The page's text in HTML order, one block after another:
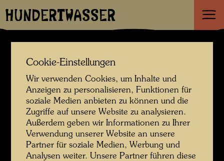
HUNDERTWASSER
Cookie-Einstellungen
Wir verwenden Cookies, um Inhalte und
Anzeigen zu personalisieren, Funktionen für
soziale Medien anbieten zu können und die
Zugriffe auf unsere Website zu analysieren.
Außerdem geben wir Informationen zu Ihrer
Verwendung unserer Website an unsere
Partner für soziale Medien, Werbung und
Analysen weiter. Unsere Partner führen diese